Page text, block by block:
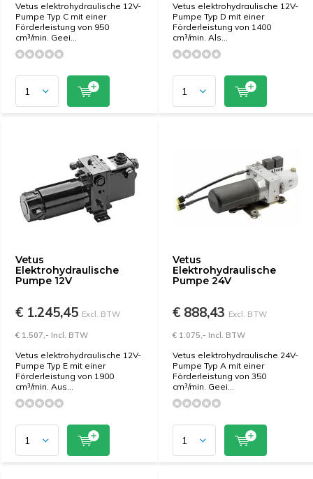
Vetus elektrohydraulische 12V-
Pumpe Typ C mit einer
Förderleistung von 950
cm³/min. Geei...
Vetus elektrohydraulische 12V-
Pumpe Typ D mit einer
Förderleistung von 1400
cm³/min. Als...
Vetus
Elektrohydraulische
Pumpe 12V
€ 1.245,45 Excl. BTW
€ 1.507,- Incl. BTW
Vetus elektrohydraulische 12V-
Pumpe Typ E mit einer
Förderleistung von 1900
cm³/min. Aus...
Vetus
Elektrohydraulische
Pumpe 24V
€ 888,43 Excl. BTW
€ 1.075,- Incl. BTW
Vetus elektrohydraulische 24V-
Pumpe Typ A mit einer
Förderleistung von 350
cm³/min. Geei...